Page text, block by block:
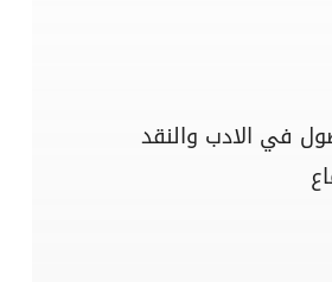
في الادب والنقد